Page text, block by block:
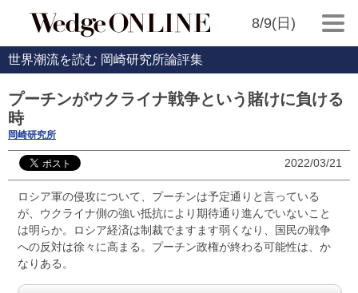
8/9(日)
世界潮流を読む 岡崎研究所論評集
プーチンがウクライナ戦争という賭けに負ける
時
岡崎研究所
2022/03/21
ロシア軍の侵攻について、プーチンは予定通りと言っている
が、ウクライナ側の強い抵抗により期待通り進んでいないこと
は明らか。ロシア経済は制裁でますます弱くなり、国民の戦争
への反対は徐々に高まる。プーチン政権が終わる可能性は、か
なりある。